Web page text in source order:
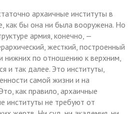
архаичные институты в
как бы она ни была вооружена. Но
армия, конечно, —
жесткий, построенный
нижних по отношению к верхним,
и так далее. Это институты,
самой жизни и на
как правило, архаичные
институты не требуют от